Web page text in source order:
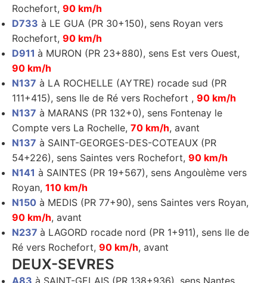
Rochefort, 90 km/h
D733 à LE GUA (PR 30+150), sens Royan vers
Rochefort, 90 km/h
D911 à MURON (PR 23+880), sens Est vers Ouest,
90 km/h
N137 à LA ROCHELLE (AYTRE) rocade sud (PR
111+415), sens Ile de Ré vers Rochefort , 90 km/h
N137 à MARANS (PR 132+0), sens Fontenay le
Compte vers La Rochelle, 70 km/h, avant
N137 à SAINT-GEORGES-DES-COTEAUX (PR
54+226), sens Saintes vers Rochefort, 90 km/h
N141 à SAINTES (PR 19+567), sens Angoulème vers
Royan, 110 km/h
N150 à MEDIS (PR 77+90), sens Saintes vers Royan,
90 km/h, avant
N237 à LAGORD rocade nord (PR 1+911), sens Ile de
Ré vers Rochefort, 90 km/h, avant
DEUX-SEVRES
A83 à SAINT-GELAIS (PR 138+936), sens Nantes